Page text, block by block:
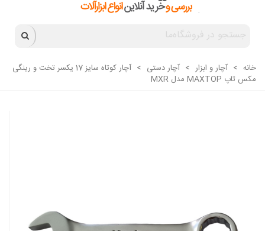
خانه > آچار و ابزار > آچار دستی >
آچار کوتاه سایز 17 یکسر تخت و رینگی
مکس تاپ MAXTOP مدل MXR